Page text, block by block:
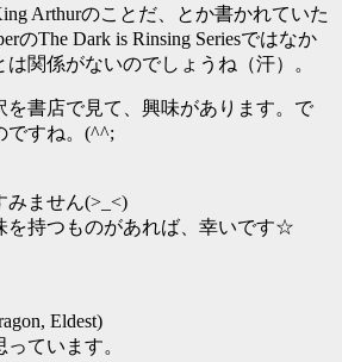
Arthurのことだ、とか書かれていた
のThe Dark is Rinsing Seriesではなか
関係がないのでしょうね（汗）。
を書店で見て、興味があります。で
ですね。(^^;
みません(>_<)
を持つものがあれば、幸いです☆
Eldest)
ています。